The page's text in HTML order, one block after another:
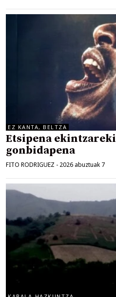
EZ KANTA, BELTZA
Etsipena
gonbidapena
FITO RODRIGUEZ - 2026 abuztuak 7